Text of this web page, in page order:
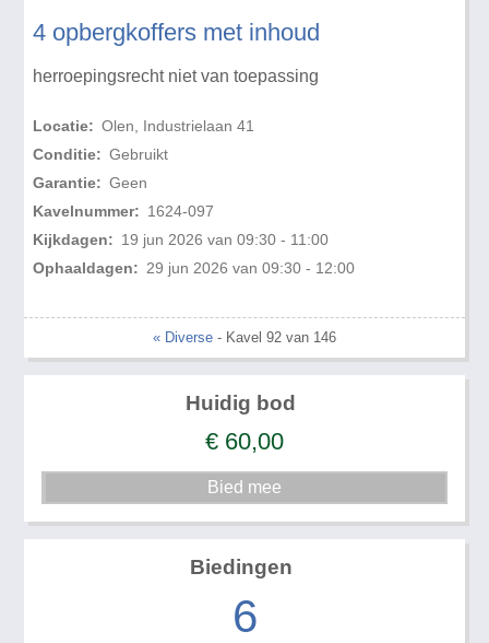
4 opbergkoffers met inhoud
herroepingsrecht niet van toepassing
Locatie: Olen, Industrielaan 41
Conditie: Gebruikt
Garantie: Geen
Kavelnummer: 1624-097
Kijkdagen: 19 jun 2026 van 09:30 - 11:00
Ophaaldagen: 29 jun 2026 van 09:30 - 12:00
« Diverse - Kavel 92 van 146
Huidig bod
€ 60,00
Biedingen
6